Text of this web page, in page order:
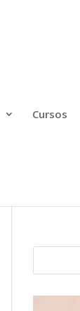
Cursos